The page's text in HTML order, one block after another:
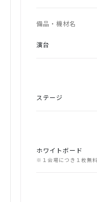
備品・機材名
演台
ステージ
ホワイトボード
※１会場につき１枚無料